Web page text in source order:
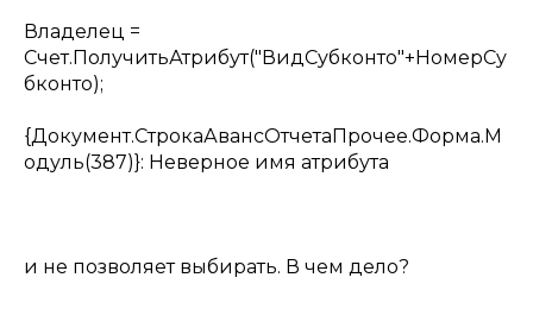
Владелец =
Счет.ПолучитьАтрибут("ВидСубконто"+НомерСу
бконто);
{Документ.СтрокаАвансОтчетаПрочее.Форма.М
одуль(387)}: Неверное имя атрибута
и не позволяет выбирать. В чем дело?